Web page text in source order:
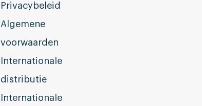
Privacybeleid
Algemene
voorwaarden
Internationale
distributie
Internationale